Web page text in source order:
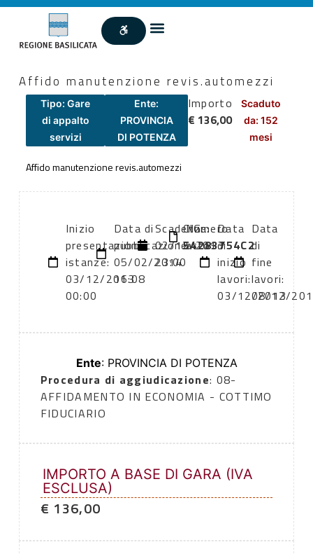
Affido manutenzione revis.automezzi
Tipo: Gare
di appalto
servizi
Ente:
PROVINCIA
DI POTENZA
Importo
€ 136,00
Scaduto
da: 152
mesi
Affido manutenzione revis.automezzi
Inizio
presentazione
istanze:
03/12/2013
00:00
Data di
pubblicazione:
05/02/2014
16:08
Scadenza:
02/12/2013
23:00
Numero
atto:
CIG:
54283754C2
Data
di
inizio
lavori:
03/12/2013
Data
di
fine
lavori:
08/12/
Ente: PROVINCIA DI POTENZA
Procedura di aggiudicazione: 08-
AFFIDAMENTO IN ECONOMIA - COTTIMO
FIDUCIARIO
IMPORTO A BASE DI GARA (IVA
ESCLUSA)
€ 136,00